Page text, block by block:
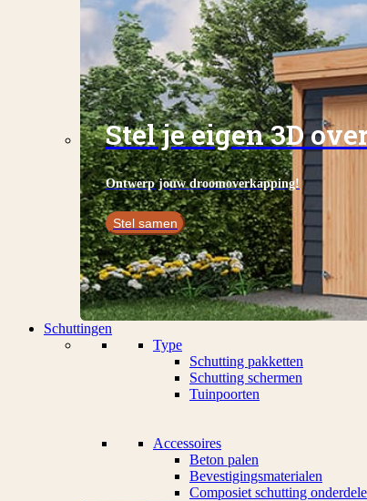
Stel je eigen 3D
Ontwerp jouw droomoverkapping!
Stel samen
Schuttingen
Type
Schutting pakketten
Schutting schermen
Tuinpoorten
Accessoires
Beton palen
Bevestigingsmaterialen
Composiet schutting